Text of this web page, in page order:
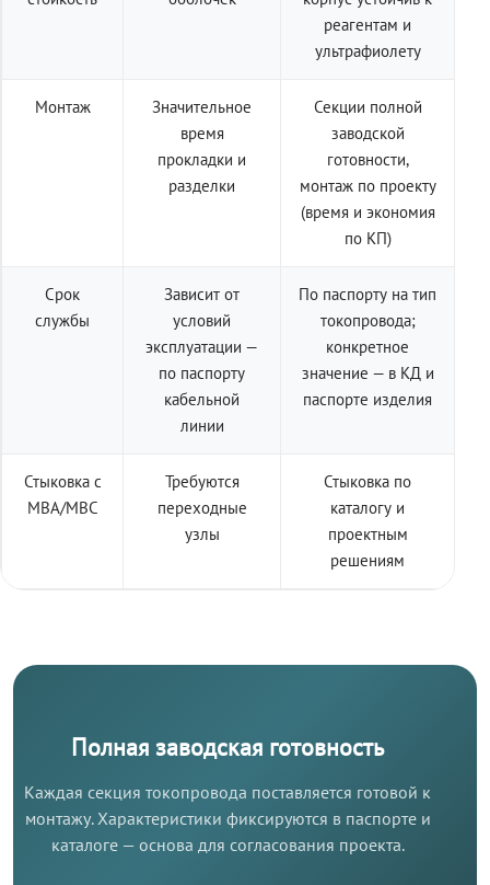
реагентам и
ультрафиолету
Монтаж
Значительное
время
прокладки и
разделки
Секции полной
заводской
готовности,
монтаж по проекту
(время и экономия
по КП)
Срок
службы
Зависит от
условий
эксплуатации —
по паспорту
кабельной
линии
По паспорту на тип
токопровода;
конкретное
значение — в КД и
паспорте изделия
Стыковка с
МВА/МВС
Требуются
переходные
узлы
Стыковка по
каталогу и
проектным
решениям
Полная заводская готовность
Каждая секция токопровода поставляется готовой к
монтажу. Характеристики фиксируются в паспорте и
каталоге — основа для согласования проекта.